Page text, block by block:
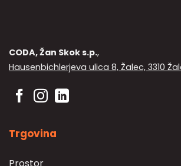
CODA, Žan Skok s.p.,
Hausenbichlerjeva ulica 8, Žalec, 3310
Trgovina
Prostor